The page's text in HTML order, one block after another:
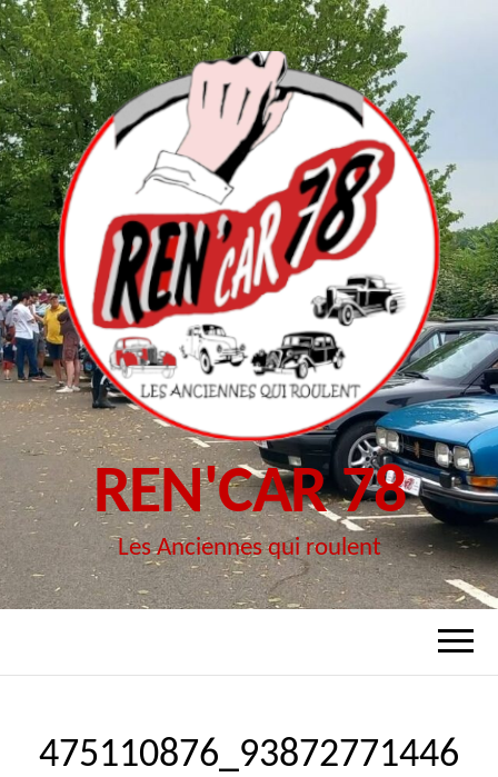
REN'CAR 78
Les Anciennes qui roulent
475110876_93872771446